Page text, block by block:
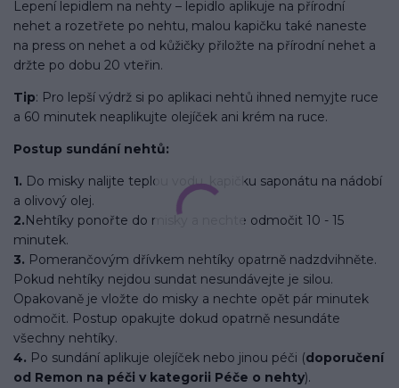
Lepení lepidlem na nehty – lepidlo aplikuje na přírodní
nehet a rozetřete po nehtu, malou kapičku také naneste
na press on nehet a od kůžičky přiložte na přírodní nehet a
držte po dobu 20 vteřin.
Tip: Pro lepší výdrž si po aplikaci nehtů ihned nemyjte ruce
a 60 minutek neaplikujte olejíček ani krém na ruce.
Postup sundání nehtů:
1. Do misky nalijte teplou vodu, kapičku saponátu na nádobí
a olivový olej.
2.Nehtíky ponořte do misky a nechte odmočit 10 - 15
minutek.
3. Pomerančovým dřívkem nehtíky opatrně nadzdvihněte.
Pokud nehtíky nejdou sundat nesundávejte je silou.
Opakovaně je vložte do misky a nechte opět pár minutek
odmočit. Postup opakujte dokud opatrně nesundáte
všechny nehtíky.
4. Po sundání aplikuje olejíček nebo jinou péči (doporučení
od Remon na péči v kategorii Péče o nehty).